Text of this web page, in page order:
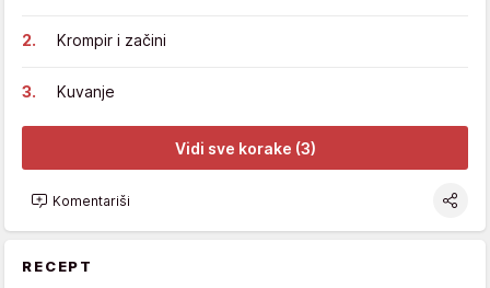
Krompir i začini
Kuvanje
Vidi sve korake (3)
Komentariši
RECEPT